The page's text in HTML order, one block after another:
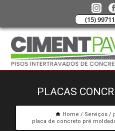
(15)
PLACAS
Home Serviços
placa de concreto pré